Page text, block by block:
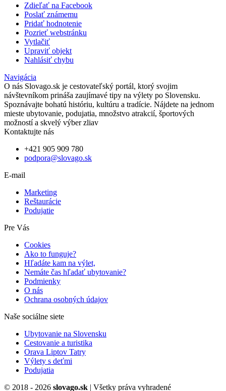
Zdieľať na Facebook
Poslať známemu
Pridať hodnotenie
Pozrieť webstránku
Vytlačiť
Upraviť objekt
Nahlásiť chybu
Navigácia
O nás Slovago.sk je cestovateľský portál, ktorý svojim
návštevníkom prináša zaujímavé tipy na výlety po Slovensku.
Spoznávajte bohatú históriu, kultúru a tradície. Nájdete na jednom
mieste ubytovanie, podujatia, množstvo atrakcií, športových
možností a skvelý výber zliav
Kontaktujte nás
+421 905 909 780
podpora@slovago.sk
E-mail
Marketing
Reštaurácie
Podujatie
Pre Vás
Cookies
Ako to funguje?
Hľadáte kam na výlet,
Nemáte čas hľadať ubytovanie?
Podmienky
O nás
Ochrana osobných údajov
Naše sociálne siete
Ubytovanie na Slovensku
Cestovanie a turistika
Orava Liptov Tatry
Výlety s deťmi
Podujatia
© 2018 - 2026 slovago.sk | Všetky práva vyhradené